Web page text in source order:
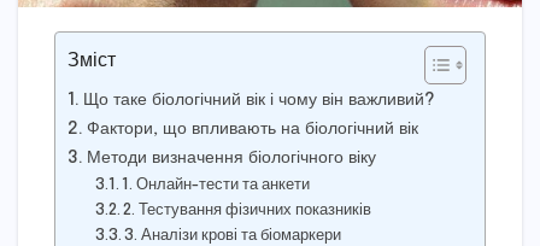
Зміст
Що таке біологічний вік і чому він важливий?
Фактори, що впливають на біологічний вік
Методи визначення біологічного віку
1. Онлайн-тести та анкети
2. Тестування фізичних показників
3. Аналізи крові та біомаркери